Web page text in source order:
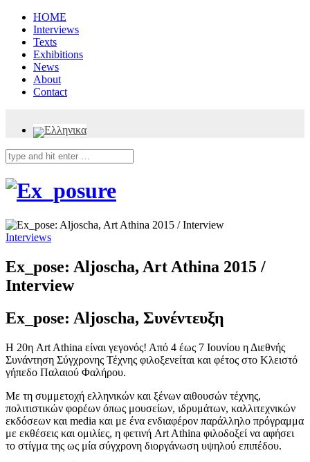
HOME
Interviews
Texts
Exhibitions
News
About
Contact
Interviews
Ex_pose: Aljoscha, Art Athina 2015 /
Interview
Ex_pose: Aljoscha, Συνέντευξη
Η 20η Art Athina είναι γεγονός! Από 4 έως 7 Ιουνίου η Διεθνής
Συνάντηση Σύγχρονης Τέχνης φιλοξενείται και φέτος στο Κλειστό
γήπεδο Παλαιού Φαλήρου.
Με τη συμμετοχή ελληνικών και ξένων αιθουσών τέχνης,
πολιτιστικών φορέων όπως μουσείων, ιδρυμάτων, καλλιτεχνικών
εκδόσεων και media και με ένα ενδιαφέρον παράλληλο πρόγραμμα
με εκθέσεις και ομιλίες, η φετινή Art Athina φιλοδοξεί να αφήσει
το στίγμα της ως μία σύγχρονη διοργάνωση υψηλού επιπέδου.